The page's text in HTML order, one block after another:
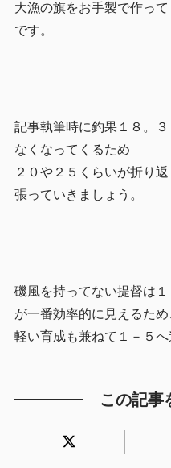
大漁の旗をお手製で作っ
です。
記事執筆時に釣果１８。
なくなってくるため
２０や２５くらいが折り
張っていきましょう。
磯風を持ってない提督は
が一番効率的に見えるため
軽い育成も兼ねて１－５へ
この記事